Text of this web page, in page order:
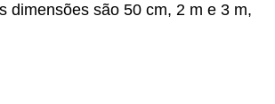
dimensões são 50 cm, 2 m e 3 m,